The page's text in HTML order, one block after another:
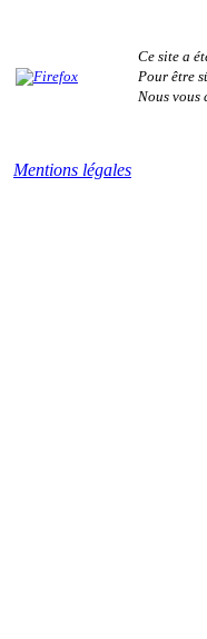
Ce site a
Pour être
Nous
Mentions légales